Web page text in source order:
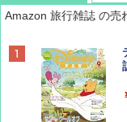
Amazon 旅行雑誌 の売